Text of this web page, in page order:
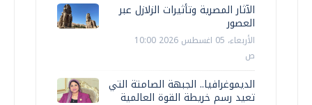
الآثار المصرية وتأثيرات الزلازل عبر
العصور
الأربعاء، 05 اغسطس 2026 10:00
ص
الديموغرافيا.. الجبهة الصامتة التي
تعيد رسم خريطة القوة العالمية